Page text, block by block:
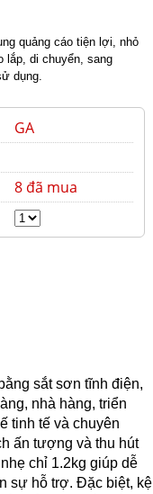
quảng cáo tiện lợi, nhỏ
lắp, di chuyển, sang
dụng.
GA
8 đã mua
sắt sơn tĩnh điện,
nhà hàng, triển
tinh tế và chuyên
ấn tượng và thu hút
chỉ 1.2kg giúp dễ
sự hỗ trợ. Đặc biệt, kệ